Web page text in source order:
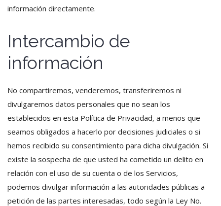
información directamente.
Intercambio de
información
No compartiremos, venderemos, transferiremos ni
divulgaremos datos personales que no sean los
establecidos en esta Política de Privacidad, a menos que
seamos obligados a hacerlo por decisiones judiciales o si
hemos recibido su consentimiento para dicha divulgación. Si
existe la sospecha de que usted ha cometido un delito en
relación con el uso de su cuenta o de los Servicios,
podemos divulgar información a las autoridades públicas a
petición de las partes interesadas, todo según la Ley No.